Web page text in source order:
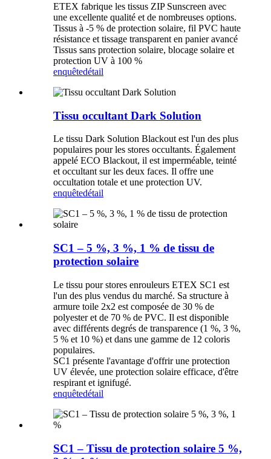
ETEX fabrique les tissus ZIP Sunscreen avec
une excellente qualité et de nombreuses options.
Tissus à -5 % de protection solaire, fil PVC haute
résistance et tissage transparent en panier avancé
Tissus sans protection solaire, blocage solaire et
protection UV à 100 %
enquêtedétail
Tissu occultant Dark Solution
Le tissu Dark Solution Blackout est l'un des plus
populaires pour les stores occultants. Également
appelé ECO Blackout, il est imperméable, teinté
et occultant sur les deux faces. Il offre une
occultation totale et une protection UV.
enquêtedétail
SC1 – 5 %, 3 %, 1 % de tissu de
protection solaire
Le tissu pour stores enrouleurs ETEX SC1 est
l'un des plus vendus du marché. Sa structure à
armure toile 2x2 est composée de 30 % de
polyester et de 70 % de PVC. Il est disponible
avec différents degrés de transparence (1 %, 3 %,
5 % et 10 %) et dans une gamme de 12 coloris
populaires.
SC1 présente l'avantage d'offrir une protection
UV élevée, une protection solaire efficace, d'être
respirant et ignifugé.
enquêtedétail
SC1 – Tissu de protection solaire 5 %,